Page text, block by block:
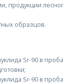
продукции
образцов.
Sr-90 в
Sr-90 в